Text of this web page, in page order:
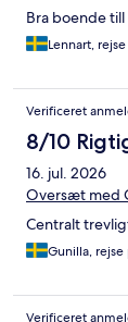
Bra boende
Lennart,
Verificeret
8/10
16. jul. 2026
Oversæt med
Centralt
Gunilla, rejse
Verificeret